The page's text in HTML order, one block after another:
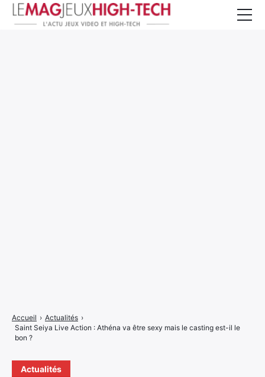
Actualités
Accueil › Actualités ›
Saint Seiya Live Action : Athéna va être sexy mais le casting est-il le
bon ?